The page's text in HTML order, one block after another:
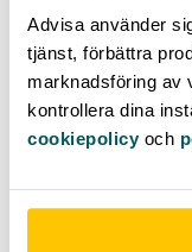
Advisa använder
tjänst, förbättra
marknadsföring av
kontrollera dina
cookiepolicyoch